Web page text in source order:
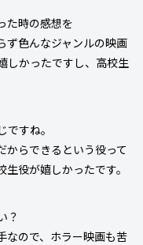
た時の感想を
ず色んなジャンルの映画
しかったですし、高校生
すね。
からできるという役って
役が嬉しかったです。
？
なので、ホラー映画も苦